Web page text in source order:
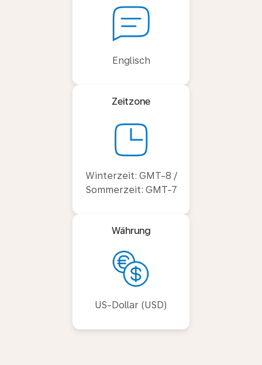
Englisch
Zeitzone
Winterzeit: GMT-8 /
Sommerzeit: GMT-7
Währung
US-Dollar (USD)